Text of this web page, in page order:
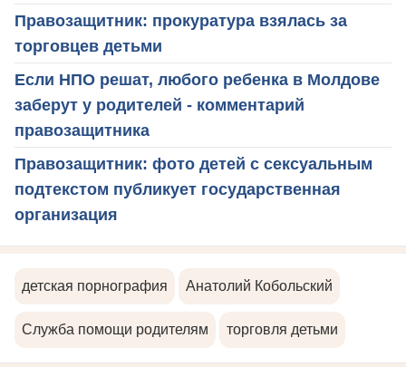
Правозащитник: прокуратура взялась за
торговцев детьми
Если НПО решат, любого ребенка в Молдове
заберут у родителей - комментарий
правозащитника
Правозащитник: фото детей с сексуальным
подтекстом публикует государственная
организация
детская порнография Анатолий Кобольский
Служба помощи родителям торговля детьми